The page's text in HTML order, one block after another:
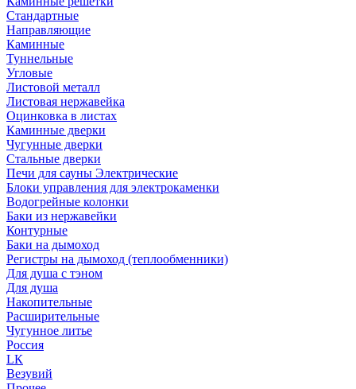
Стандартные
Направляющие
Каминные
Туннельные
Угловые
Листовой металл
Листовая нержавейка
Оцинковка в листах
Каминные дверки
Чугунные дверки
Стальные дверки
Печи для сауны Электрические
Блоки управления для электрокаменки
Водогрейные колонки
Баки из нержавейки
Контурные
Баки на дымоход
Регистры на дымоход (теплообменники)
Для душа с тэном
Для душа
Накопительные
Расширительные
Чугунное литье
Россия
LК
Везувий